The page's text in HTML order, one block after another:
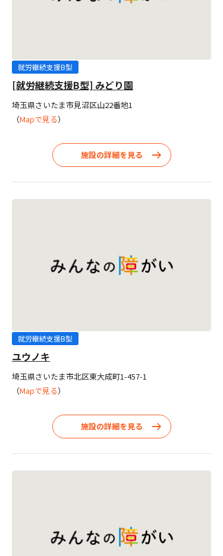
就労継続支援B型
[就労継続支援B型] みどり園
埼玉県さいたま市見沼区山22番地1
（Mapで見る）
施設の詳細を見る
就労継続支援B型
ユウノキ
埼玉県さいたま市北区東大成町1-457-1
（Mapで見る）
施設の詳細を見る